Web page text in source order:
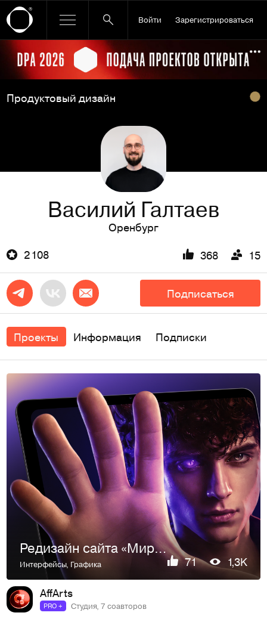
Войти Зарегистрироваться
Ссылка баннера
Продуктовый дизайн
Василий Галтаев
Оренбург
2 108
368 15
Подписаться
Проекты Информация Подписки
Редизайн сайта «Мир Квестов»
Интерфейсы, Графика 71 1,3K
AffArts
PRO + Студия, 7 соавторов